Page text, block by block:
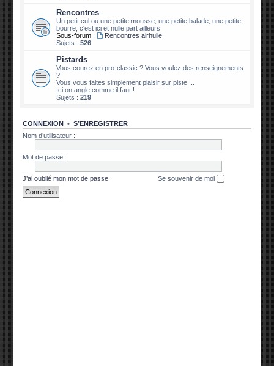
Rencontres
Un petit cul ou une petite mousse, une petite balade, une petite
bourre, c'est ici et nulle part ailleurs
Sous-forum :
Rencontres airhuile
Sujets :526
Pistards
Vous courez en pro-classic ? Vous voulez des renseignements
?
Vous vous faites simplement plaisir sur piste ...
Ici on angle comme il faut !
Sujets :219
CONNEXION •S’ENREGISTRER
Nom d’utilisateur :
Mot de passe :
J’ai oublié mon mot de passe Se souvenir de moi